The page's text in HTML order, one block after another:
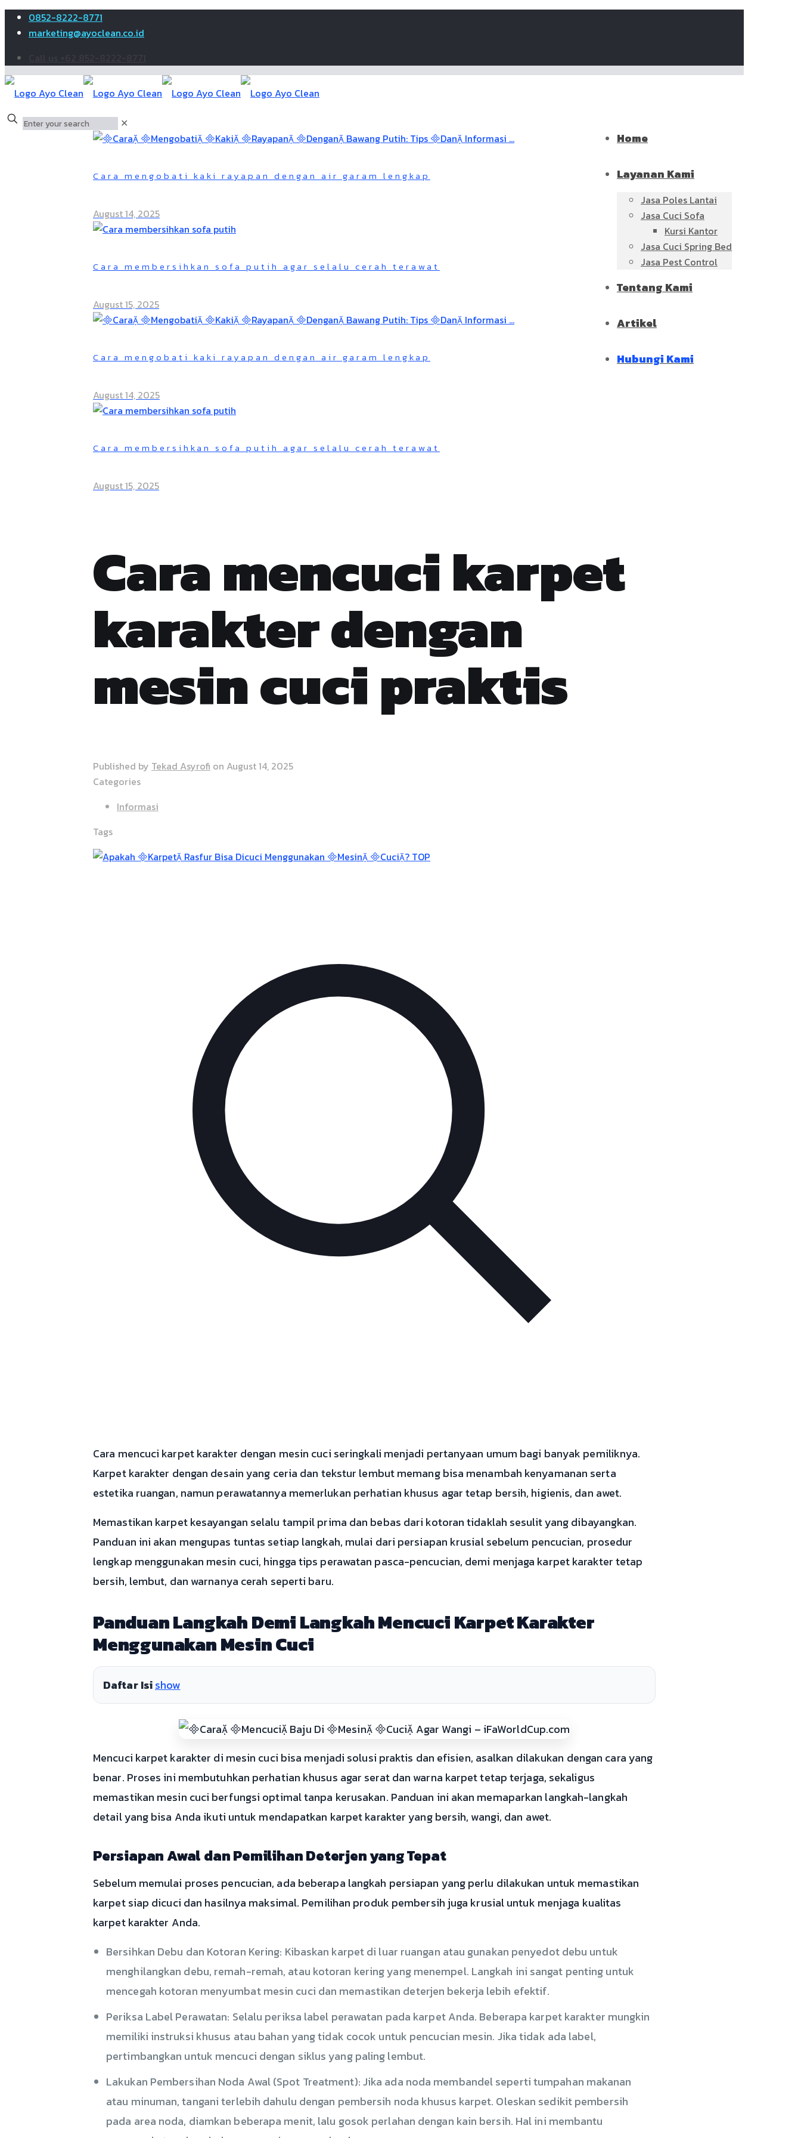
0852-8222-8771
marketing@ayoclean.co.id
Home
Layanan Kami
Jasa Poles Lantai
Jasa Cuci Sofa
Kursi Kantor
Jasa Cuci Spring Bed
Jasa Pest Control
Tentang Kami
Artikel
Hubungi Kami
✕
Cara mengobati kaki rayapan dengan air garam lengkap
August 14, 2025
Cara membersihkan sofa putih agar selalu cerah terawat
August 15, 2025
Cara mengobati kaki rayapan dengan air garam lengkap
August 14, 2025
Cara membersihkan sofa putih agar selalu cerah terawat
August 15, 2025
Cara mencuci karpet
karakter dengan
mesin cuci praktis
Published by Tekad Asyrofi on August 14, 2025
Categories
Informasi
Tags
Cara mencuci karpet karakter dengan mesin cuci seringkali menjadi pertanyaan umum bagi banyak pemiliknya.
Karpet karakter dengan desain yang ceria dan tekstur lembut memang bisa menambah kenyamanan serta
estetika ruangan, namun perawatannya memerlukan perhatian khusus agar tetap bersih, higienis, dan awet.
Memastikan karpet kesayangan selalu tampil prima dan bebas dari kotoran tidaklah sesulit yang dibayangkan.
Panduan ini akan mengupas tuntas setiap langkah, mulai dari persiapan krusial sebelum pencucian, prosedur
lengkap menggunakan mesin cuci, hingga tips perawatan pasca-pencucian, demi menjaga karpet karakter tetap
bersih, lembut, dan warnanya cerah seperti baru.
Panduan Langkah Demi Langkah Mencuci Karpet Karakter
Menggunakan Mesin Cuci
Daftar Isishow
Mencuci karpet karakter di mesin cuci bisa menjadi solusi praktis dan efisien, asalkan dilakukan dengan cara yang
benar. Proses ini membutuhkan perhatian khusus agar serat dan warna karpet tetap terjaga, sekaligus
memastikan mesin cuci berfungsi optimal tanpa kerusakan. Panduan ini akan memaparkan langkah-langkah
detail yang bisa Anda ikuti untuk mendapatkan karpet karakter yang bersih, wangi, dan awet.
Persiapan Awal dan Pemilihan Deterjen yang Tepat
Sebelum memulai proses pencucian, ada beberapa langkah persiapan yang perlu dilakukan untuk memastikan
karpet siap dicuci dan hasilnya maksimal. Pemilihan produk pembersih juga krusial untuk menjaga kualitas
karpet karakter Anda.
Bersihkan Debu dan Kotoran Kering: Kibaskan karpet di luar ruangan atau gunakan penyedot debu untuk
menghilangkan debu, remah-remah, atau kotoran kering yang menempel. Langkah ini sangat penting untuk
mencegah kotoran menyumbat mesin cuci dan memastikan deterjen bekerja lebih efektif.
Periksa Label Perawatan: Selalu periksa label perawatan pada karpet Anda. Beberapa karpet karakter mungkin
memiliki instruksi khusus atau bahan yang tidak cocok untuk pencucian mesin. Jika tidak ada label,
pertimbangkan untuk mencuci dengan siklus yang paling lembut.
Lakukan Pembersihan Noda Awal (Spot Treatment): Jika ada noda membandel seperti tumpahan makanan
atau minuman, tangani terlebih dahulu dengan pembersih noda khusus karpet. Oleskan sedikit pembersih
pada area noda, diamkan beberapa menit, lalu gosok perlahan dengan kain bersih. Hal ini membantu